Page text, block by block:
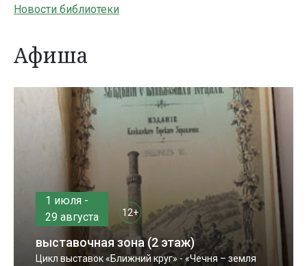
Новости библиотеки
Афиша
1 июля -
29 августа
12+
выставочная зона (2 этаж)
Цикл выставок «Ближний круг» - «Чечня – земля